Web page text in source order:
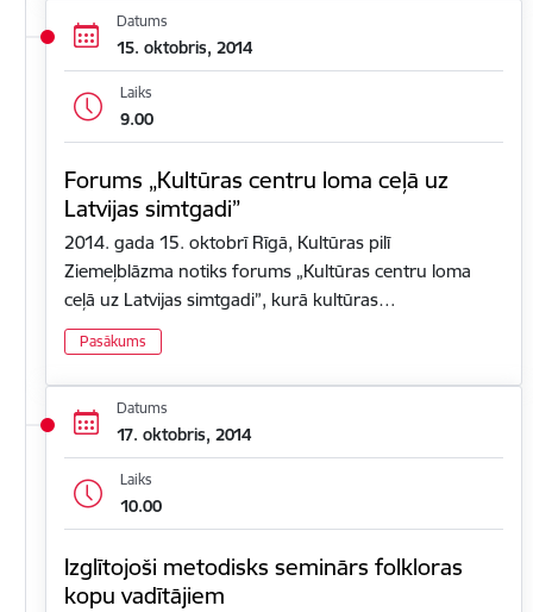
Datums
15. oktobris, 2014
Laiks
9.00
Forums „Kultūras centru loma ceļā uz
Latvijas simtgadi”
2014. gada 15. oktobrī Rīgā, Kultūras pilī
Ziemeļblāzma notiks forums „Kultūras centru loma
ceļā uz Latvijas simtgadi”, kurā kultūras…
Pasākums
Datums
17. oktobris, 2014
Laiks
10.00
Izglītojoši metodisks seminārs folkloras
kopu vadītājiem